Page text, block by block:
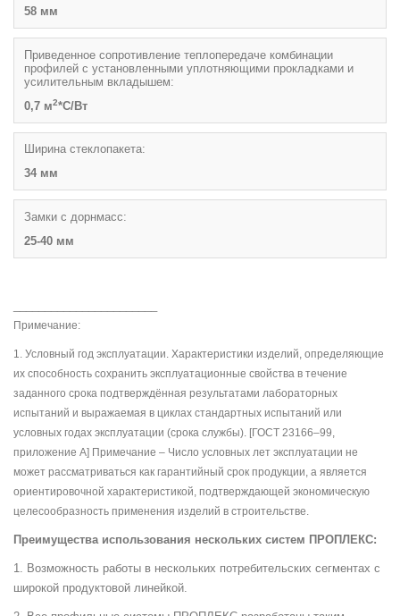
58 мм
Приведенное сопротивление теплопередаче комбинации
профилей с установленными уплотняющими прокладками и
усилительным вкладышем:
0,7 м2*С/Вт
Ширина стеклопакета:
34 мм
Замки с дорнмасс:
25-40 мм
Примечание:
1. Условный год эксплуатации. Характеристики изделий, определяющие
их способность сохранить эксплуатационные свойства в течение
заданного срока подтверждённая результатами лабораторных
испытаний и выражаемая в циклах стандартных испытаний или
условных годах эксплуатации (срока службы). [ГОСТ 23166–99,
приложение А] Примечание – Число условных лет эксплуатации не
может рассматриваться как гарантийный срок продукции, а является
ориентировочной характеристикой, подтверждающей экономическую
целесообразность применения изделий в строительстве.
Преимущества использования нескольких систем ПРОПЛЕКС:
1. Возможность работы в нескольких потребительских сегментах с
широкой продуктовой линейкой.